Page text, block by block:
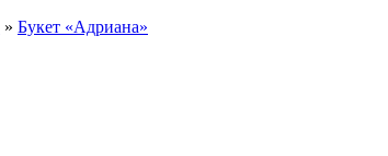
» Букет «Адриана»